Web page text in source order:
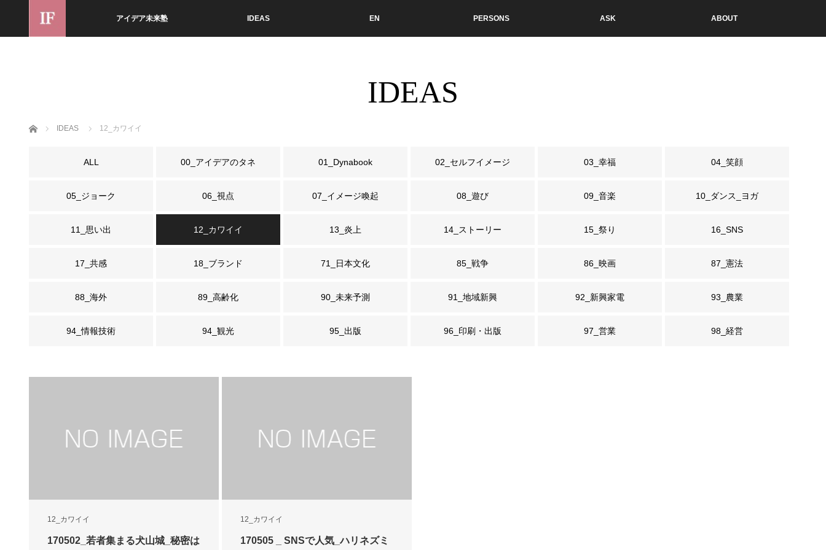
アイデア未来塾 IDEAS EN PERSONS ASK ABOUT
IDEAS
ホーム IDEAS 12_カワイイ
ALL 00_アイデアのタネ 01_Dynabook 02_セルフイメージ 03_幸福 04_笑顔
05_ジョーク 06_視点 07_イメージ喚起 08_遊び 09_音楽 10_ダンス_ヨガ
11_思い出 12_カワイイ 13_炎上 14_ストーリー 15_祭り 16_SNS
17_共感 18_ブランド 71_日本文化 85_戦争 86_映画 87_憲法
88_海外 89_高齢化 90_未来予測 91_地域新興 92_新興家電 93_農業
94_情報技術 94_観光 95_出版 96_印刷・出版 97_営業 98_経営
12_カワイイ
170502_若者集まる犬山城_秘密は
12_カワイイ
170505 _ SNSで人気_ハリネズミ